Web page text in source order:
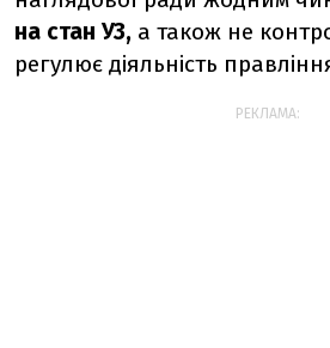
на стан УЗ, а також не
регулює діяльність
РЕКЛАМА: